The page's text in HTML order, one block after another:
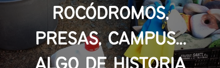
ROCÓDROMOS,
PRESAS, CAMPUS…